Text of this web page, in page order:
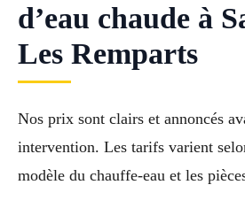
d’eau chaude à
Les Remparts
Nos prix sont clairs et annoncés
intervention. Les tarifs varient
modèle du chauffe-eau et les